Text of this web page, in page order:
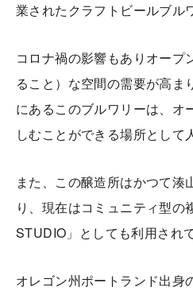
業されたクラフトビールブル
コロナ禍の影響もありオープ
ること）な空間の需要が高ま
にあるこのブルワリーは、オ
しむことができる場所として
また、この醸造所はかつて湊
り、現在はコミュニティ型の
STUDIO」としても利用され
オレゴン州ポートランド出身